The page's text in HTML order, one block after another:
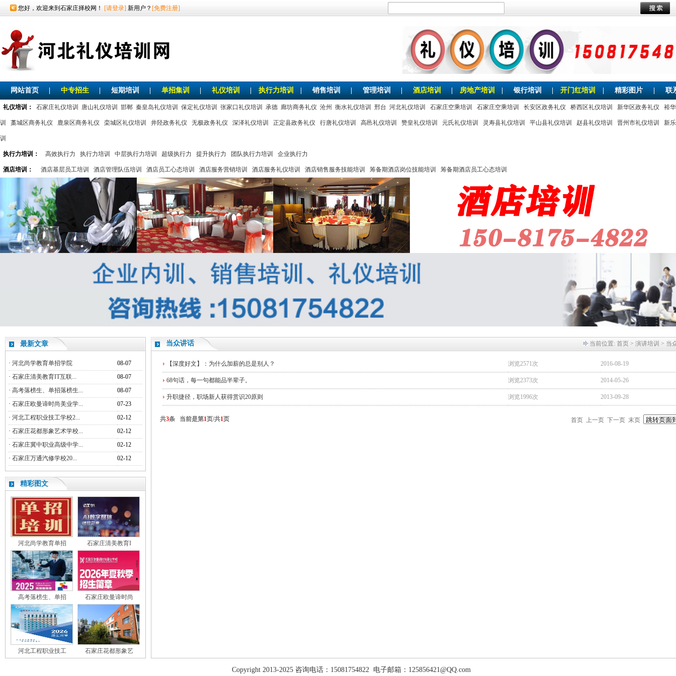
您好，欢迎来到石家庄择校网！ [请登录] 新用户？ [免费注册]
网站首页 中专招生 短期培训 单招集训 礼仪培训 执行力培训 销售培训 管理培训 酒店培训 房地产培训 银行培训 开门红培训 精彩图片 联
礼仪培训： 石家庄礼仪培训 唐山礼仪培训 邯郸 秦皇岛礼仪培训 保定礼仪培训 张家口礼仪培训 承德 廊坊商务礼仪 沧州 衡水礼仪培训 邢台 河北礼仪培训 石家庄空乘培训 石家庄空乘培训 长安区政务礼仪 桥西区礼仪培训 新华区政务礼仪 裕
训 藁城区商务礼仪 鹿泉区商务礼仪 栾城区礼仪培训 井陉政务礼仪 无极政务礼仪 深泽礼仪培训 正定县政务礼仪 行唐礼仪培训 高邑礼仪培训 赞皇礼仪培训 元氏礼仪培训 灵寿县礼仪培训 平山县礼仪培训 赵县礼仪培训 晋州市礼仪培训 新
训
执行力培训： 高效执行力 执行力培训 中层执行力培训 超级执行力 提升执行力 团队执行力培训 企业执行力
酒店培训： 酒店基层员工培训 酒店管理队伍培训 酒店员工心态培训 酒店服务营销培训 酒店服务礼仪培训 酒店销售服务技能培训 筹备期酒店岗位技能培训 筹备期酒店员工心态培训
最新文章
· 河北尚学教育单招学院
08-07
· 石家庄清美教育IT互联...
08-07
· 高考落榜生、单招落榜生...
08-07
· 石家庄欧曼谛时尚美业学...
07-23
· 河北工程职业技工学校2...
02-12
· 石家庄花都形象艺术学校...
02-12
· 石家庄冀中职业高级中学...
02-12
· 石家庄万通汽修学校20... 02-12
精彩图文
河北尚学教育单招 石家庄清美教育I
高考落榜生、单招 石家庄欧曼谛时尚
河北工程职业技工 石家庄花都形象艺
当众讲话 当前位置: 首页 > 演讲培训 > 当
【深度好文】：为什么加薪的总是别人？ 浏览2571次 2016-08-19
68句话，每一句都能品半辈子。 浏览2373次 2014-05-26
升职捷径，职场新人获得赏识20原则 浏览1996次 2013-09-28
共3条 当前是第1页/共1页 首页 上一页 下一页 末页
Copyright 2013-2025 咨询电话：15081754822 电子邮箱：125856421@QQ.com